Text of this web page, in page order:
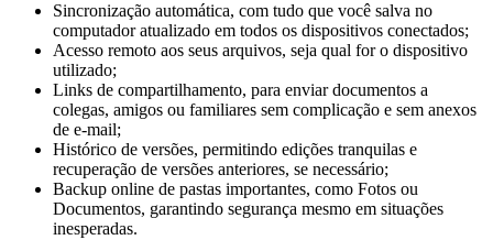
Sincronização automática, com tudo que você salva no
computador atualizado em todos os dispositivos conectados;
Acesso remoto aos seus arquivos, seja qual for o dispositivo
utilizado;
Links de compartilhamento, para enviar documentos a
colegas, amigos ou familiares sem complicação e sem anexos
de e-mail;
Histórico de versões, permitindo edições tranquilas e
recuperação de versões anteriores, se necessário;
Backup online de pastas importantes, como Fotos ou
Documentos, garantindo segurança mesmo em situações
inesperadas.